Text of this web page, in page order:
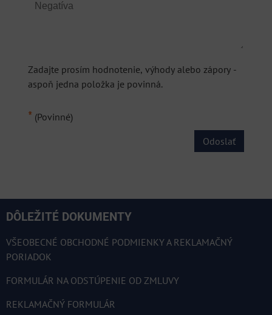
Zadajte prosím hodnotenie, výhody alebo zápory -
aspoň jedna položka je povinná.
* (Povinné)
Odoslať
DÔLEŽITÉ DOKUMENTY
VŠEOBECNÉ OBCHODNÉ PODMIENKY A REKLAMAČNÝ
PORIADOK
FORMULÁR NA ODSTÚPENIE OD ZMLUVY
REKLAMAČNÝ FORMULÁR